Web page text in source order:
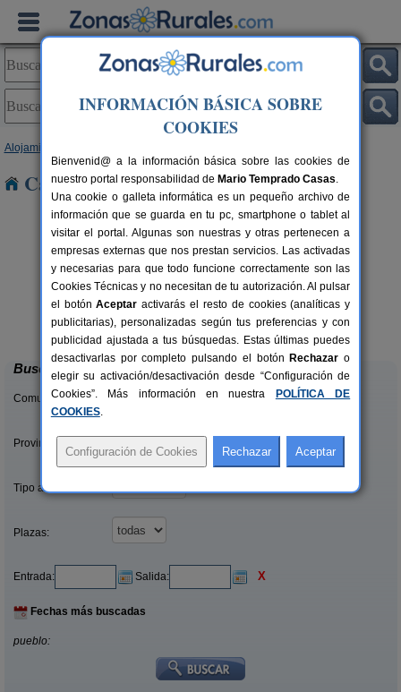
Alojamientos
Casas Rurales cerca de Isona
2-14 pers.
desde 23 €
Apartamentos turísticos Tárrega
Al Bon Pas Rural
Boldú (Lleida)
Buscar
Comunidades:
Provincias/Islas:
Tipo alquiler:
Plazas:
Entrada: Salida: X
Fechas más buscadas
pueblo:
INFORMACIÓN BÁSICA SOBRE
COOKIES
Bienvenid@ a la información básica sobre las cookies de
nuestro portal responsabilidad de Mario Temprado Casas.
Una cookie o galleta informática es un pequeño archivo de
información que se guarda en tu pc, smartphone o tablet al
visitar el portal. Algunas son nuestras y otras pertenecen a
empresas externas que nos prestan servicios. Las activadas
y necesarias para que todo funcione correctamente son las
Cookies Técnicas y no necesitan de tu autorización. Al pulsar
el botónAceptar activarás el resto de cookies (analíticas y
publicitarias), personalizadas según tus preferencias y con
publicidad ajustada a tus búsquedas. Estas últimas puedes
desactivarlas por completo pulsando el botón Rechazar o
elegir su activación/desactivación desde “Configuración de
Cookies”. Más información en nuestra
POLÍTICA DE
COOKIES.